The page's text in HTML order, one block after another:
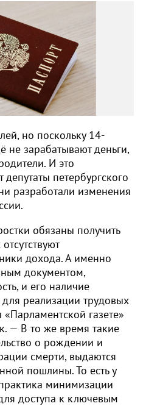
но поскольку 14-
не зарабатывают деньги,
И это
петербургского
разработали изменения
обязаны получить
дохода. А именно
документом,
и его наличие
реализации трудовых
газете»
— В то же время такие
о рождении и
смерти, выдаются
пошлины. То есть у
минимизации
доступа к ключевым